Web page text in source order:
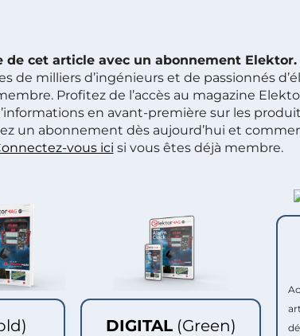
de cet article avec un abonnement Elektor.
de milliers d’ingénieurs et de passionnés
Profitez de l’accès au magazine
en avant-première sur les
un abonnement dès aujourd’hui et
vous ici si vous êtes déjà membre.
DIGITAL (Green)